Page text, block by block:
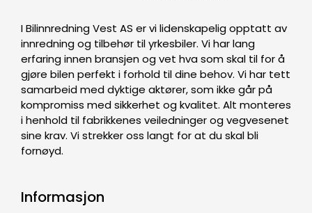
I Bilinnredning Vest AS er vi lidenskapelig opptatt av
innredning og tilbehør til yrkesbiler. Vi har lang
erfaring innen bransjen og vet hva som skal til for å
gjøre bilen perfekt i forhold til dine behov. Vi har tett
samarbeid med dyktige aktører, som ikke går på
kompromiss med sikkerhet og kvalitet. Alt monteres
i henhold til fabrikkenes veiledninger og vegvesenet
sine krav. Vi strekker oss langt for at du skal bli
fornøyd.
Informasjon